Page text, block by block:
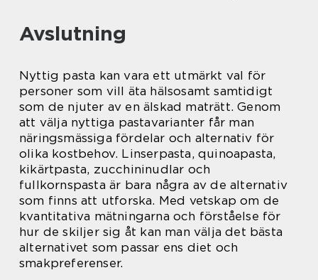
Avslutning
Nyttig pasta kan vara ett utmärkt val för
personer som vill äta hälsosamt samtidigt
som de njuter av en älskad maträtt. Genom
att välja nyttiga pastavarianter får man
näringsmässiga fördelar och alternativ för
olika kostbehov. Linserpasta, quinoapasta,
kikärtpasta, zucchininudlar och
fullkornspasta är bara några av de alternativ
som finns att utforska. Med vetskap om de
kvantitativa mätningarna och förståelse för
hur de skiljer sig åt kan man välja det bästa
alternativet som passar ens diet och
smakpreferenser.